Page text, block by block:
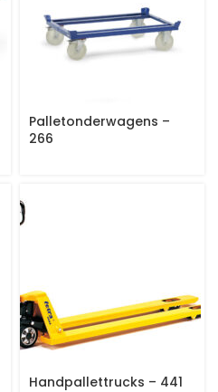
Palletonderwagens –
266
Handpallettrucks – 441